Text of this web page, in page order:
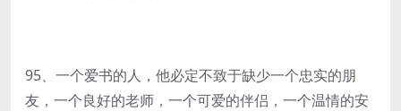
95、一个爱书的人，他必定不致于缺少一个忠实的朋
友，一个良好的老师，一个可爱的伴侣，一个温情的安